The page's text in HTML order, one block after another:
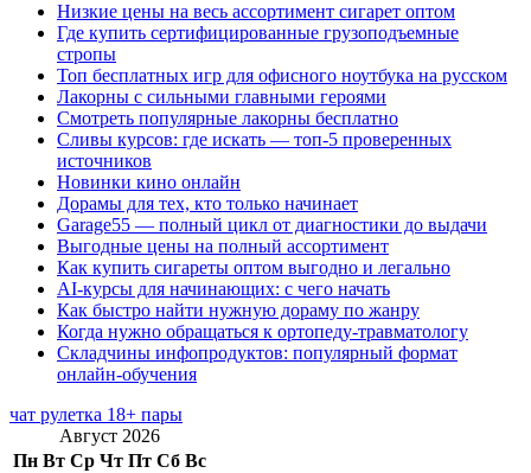
Низкие цены на весь ассортимент сигарет оптом
Где купить сертифицированные грузоподъемные
стропы
Топ бесплатных игр для офисного ноутбука на русском
Лакорны с сильными главными героями
Смотреть популярные лакорны бесплатно
Сливы курсов: где искать — топ-5 проверенных
источников
Новинки кино онлайн
Дорамы для тех, кто только начинает
Garage55 — полный цикл от диагностики до выдачи
Выгодные цены на полный ассортимент
Как купить сигареты оптом выгодно и легально
AI-курсы для начинающих: с чего начать
Как быстро найти нужную дораму по жанру
Когда нужно обращаться к ортопеду-травматологу
Складчины инфопродуктов: популярный формат
онлайн-обучения
чат рулетка 18+ пары
Август 2026
Пн Вт Ср Чт Пт Сб Вс